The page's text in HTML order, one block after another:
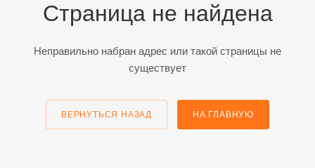
Страница не найдена
Неправильно набран адрес или такой страницы не
существует
ВЕРНУТЬСЯ НАЗАД НА ГЛАВНУЮ